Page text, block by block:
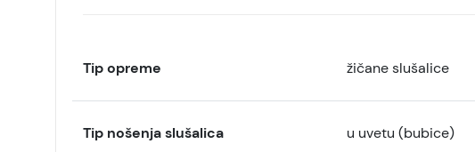
Tip opreme žičane slušalice
Tip nošenja slušalica u uvetu (bubice)